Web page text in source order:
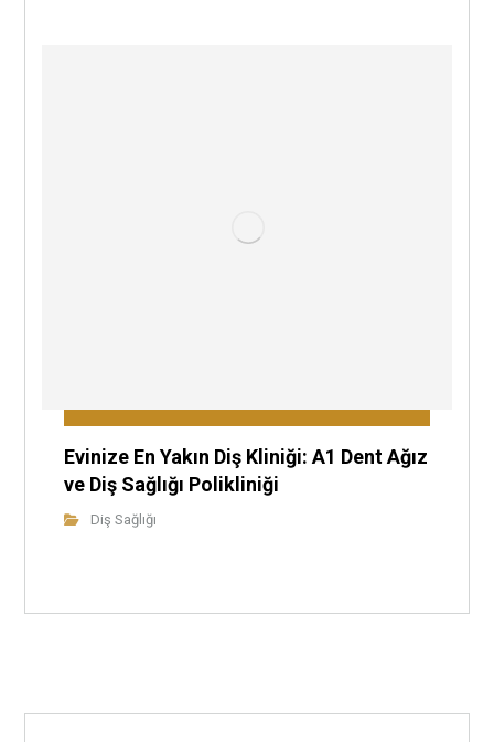
Evinize En Yakın Diş Kliniği: A1 Dent Ağız
ve Diş Sağlığı Polikliniği
Diş Sağlığı